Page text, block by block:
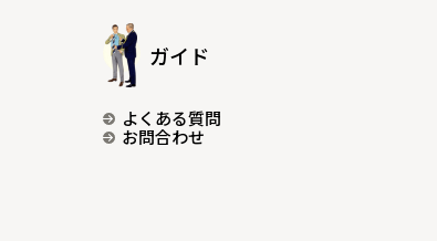
ガイド
よくある質問
お問合わせ